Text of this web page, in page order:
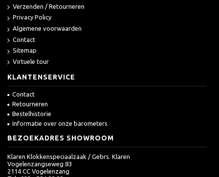
Verzenden / Retourneren
Privacy Policy
Algemene voorwaarden
Contact
Sitemap
Virtuele tour
KLANTENSERVICE
Contact
Retourneren
Bestelhistorie
Informatie over onze barometers
BEZOEKADRES SHOWROOM
Klaren Klokkenspeciaalzaak / Gebrs. Klaren
Vogelenzangseweg 83
2114 CC Vogelenzang